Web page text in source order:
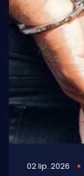
02 lip. 2026